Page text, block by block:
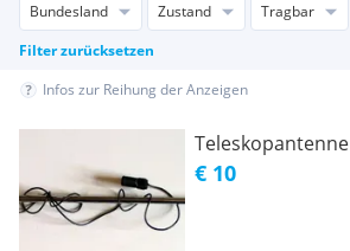
Bundesland Zustand Tragbar
Filter zurücksetzen
Infos zur Reihung der Anzeigen
Teleskopantenne
€ 10